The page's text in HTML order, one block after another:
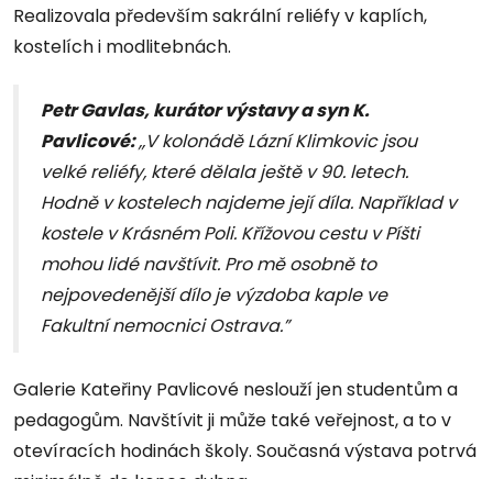
Realizovala především sakrální reliéfy v kaplích,
kostelích i modlitebnách.
Petr Gavlas, kurátor výstavy a syn K.
Pavlicové:,,V kolonáděLázní Klimkovic jsou
velké reliéfy, které dělala ještě v 90. letech.
Hodně v kostelech najdeme její díla. Například v
kostele v Krásném Poli. Křížovou cestu v Píšti
mohou lidé navštívit. Pro mě osobně to
nejpovedenější dílo je výzdoba kaple ve
Fakultní nemocnici Ostrava.”
Galerie Kateřiny Pavlicové neslouží jen studentům a
pedagogům. Navštívit ji může také veřejnost, a to v
otevíracích hodinách školy. Současná výstava potrvá